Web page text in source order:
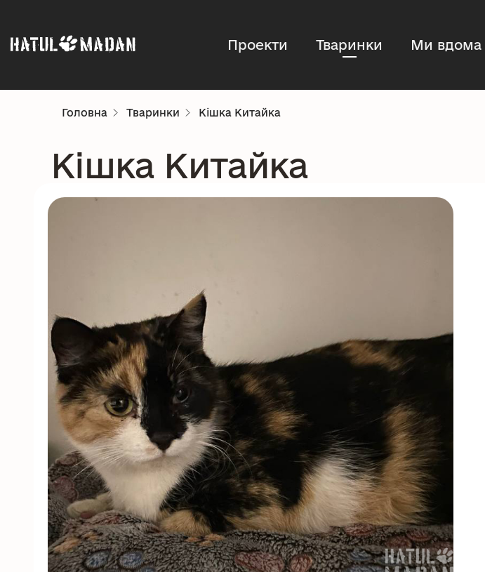
Проекти Тваринки Ми вдома
Головна Тваринки Кішка Китайка
Кішка Китайка